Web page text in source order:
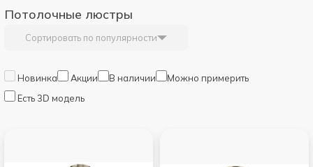
Потолочные люстры
Сортировать по популярности
Новинка Акции В наличии
Можно примерить
Есть 3D модель